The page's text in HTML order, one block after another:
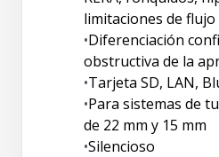
limitaciones de flujo
•Diferenciación
obstructiva de la
•Tarjeta SD, LAN,
•Para sistemas de
de 22 mm y 15 mm
•Silencioso